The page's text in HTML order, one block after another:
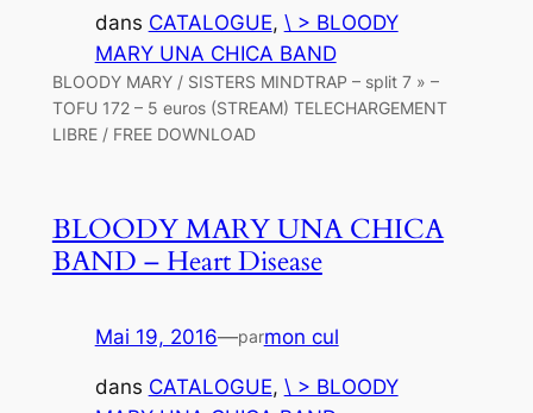
dans CATALOGUE, \ > BLOODY
MARY UNA CHICA BAND
BLOODY MARY / SISTERS MINDTRAP – split 7 » –
TOFU 172 – 5 euros (STREAM) TELECHARGEMENT
LIBRE / FREE DOWNLOAD
BLOODY MARY UNA CHICA
BAND – Heart Disease
Mai 19, 2016—parmon cul
dans CATALOGUE, \ > BLOODY